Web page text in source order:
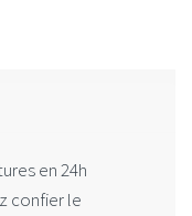
en 24h
confier le